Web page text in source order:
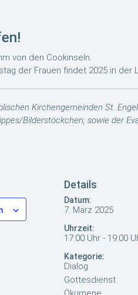
von den Cookinseln.
der Frauen findet 2025 in der
Kirchengemeinden St.
Bilderstöckchen, sowie der
Details
Datum:
7. März 2025
Uhrzeit:
17:00 Uhr - 19:00
Kategorie:
Dialog
Gottesdienst